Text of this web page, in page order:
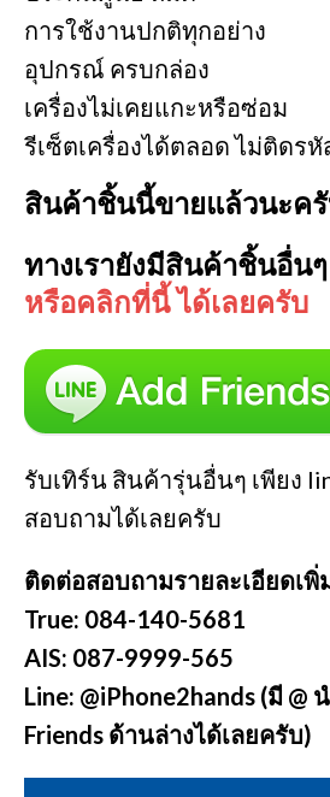
การใช้งานปกติทุกอย่าง
อุปกรณ์ ครบกล่อง
เครื่องไม่เคยแกะหรือซ่อม
รีเซ็ตเครื่องได้ตลอด ไม่ติดร
สินค้าชิ้นนี้ขายแล้วนะค
ทางเรายังมีสินค้าชิ้นอื่น
หรือคลิกที่นี้ ได้เลยครับ
รับเทิร์น สินค้ารุ่นอื่นๆ เพียง
สอบถามได้เลยครับ
ติดต่อสอบถามรายละเอียดเพิ่
True: 084-140-5681
AIS: 087-9999-565
Line: @iPhone2hands (มี
Friends ด้านล่างได้เลยครับ)